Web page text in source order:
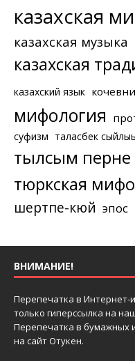
казахская
казахская музыка
казахская
казахский язык
мифология
суфизм таласбек
тылсым перне
тюркская
шертпе-кюй эпос
ВНИМАНИЕ!
Перепечатка в Интернет-
только гиперссылка на
Перепечатка в бумажных
на сайт Отукен.